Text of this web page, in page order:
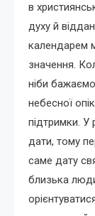
в
духу й
календарем
значення.
ніби
небесної
підтримки. У
дати, тому
саме дату
близька